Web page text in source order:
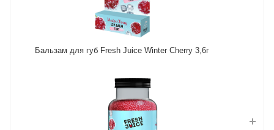
Бальзам для губ Fresh Juice Winter Cherry 3,6г